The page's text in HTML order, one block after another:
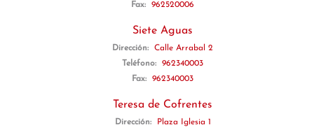
Fax:
962520006
Siete Aguas
Dirección:
Calle Arrabal 2
Teléfono:
962340003
Fax:
962340003
Teresa de Cofrentes
Dirección:
Plaza Iglesia 1